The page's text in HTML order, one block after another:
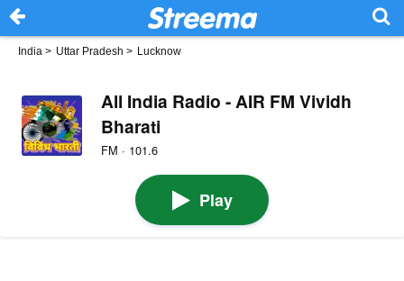
India > Uttar Pradesh > Lucknow
All India Radio - AIR FM Vividh
Bharati
FM · 101.6
Play